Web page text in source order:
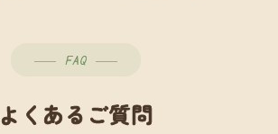
FAQ
よくあるご質問